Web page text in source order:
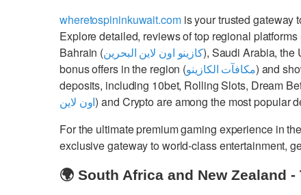
wheretospininkuwait.comis your trusted gateway
Explore detailed, reviews of top regional platforms
Bahrain (كازينو اون لاين البحرين), Saudi Arabia, the
bonus offers in the region (مكافآت الكازينو) and
deposits, including 10bet, Rolling Slots, Dream
اون لاين) and Crypto are among the most popular
For the ultimate premium gaming experience in
exclusive gateway to world-class entertainment,
🌍 South Africa and New Zealand